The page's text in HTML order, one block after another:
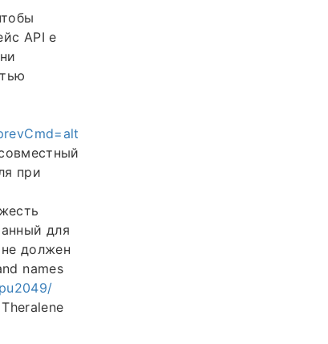
API е
при
для
должен
names